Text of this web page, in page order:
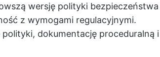
wersję polityki bezpieczeństwa
z wymogami regulacyjnymi.
dokumentację proceduralną i